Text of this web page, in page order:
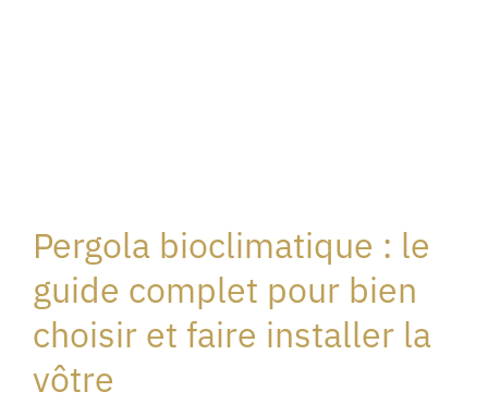
Pergola bioclimatique : le
guide complet pour bien
choisir et faire installer la
vôtre